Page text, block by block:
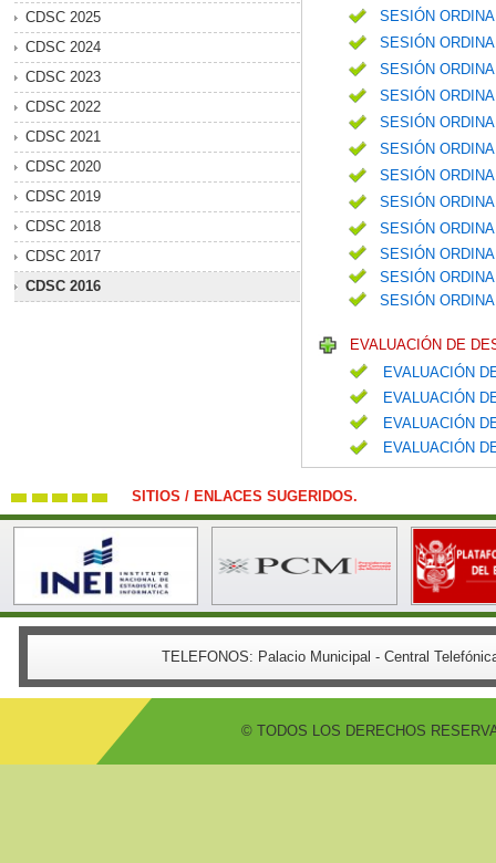
CDSC 2025
CDSC 2024
CDSC 2023
CDSC 2022
CDSC 2021
CDSC 2020
CDSC 2019
CDSC 2018
CDSC 2017
CDSC 2016
SESIÓN
SESIÓN
SESIÓN
SESIÓN
SESIÓN
SESIÓN
SESIÓN
SESIÓN
SESIÓN
SESIÓN
SESIÓN
SESIÓN
EVALUACIÓN DE
EVALUACIÓN
EVALUACIÓN
EVALUACIÓN
EVALUACIÓN
SITIOS / ENLACES SUGERIDOS.
TELEFONOS: Palacio Municipal - Central
© TODOS LOS DERECHOS